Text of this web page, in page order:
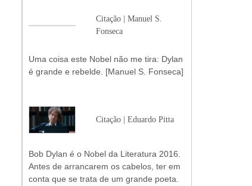
Citação | Manuel S.
Fonseca
Uma coisa este Nobel não me tira: Dylan
é grande e rebelde. [Manuel S. Fonseca]
Citação | Eduardo Pitta
Bob Dylan é o Nobel da Literatura 2016.
Antes de arrancarem os cabelos, ter em
conta que se trata de um grande poeta.